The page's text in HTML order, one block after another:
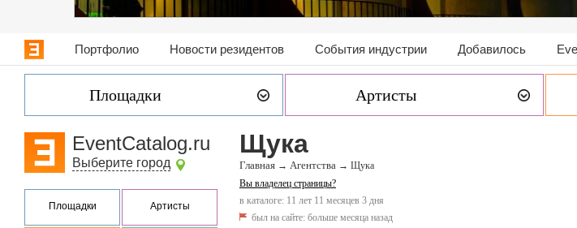
Портфолио Новости резидентов События индустрии Добавилось
Площадки Артисты
EventCatalog.ru
Выберите город
Площадки Артисты
Щука
Главная → Агентства → Щука
Вы владелец страницы?
в каталоге: 11 лет 11 месяцев 3 дня
был на сайте: больше месяца назад